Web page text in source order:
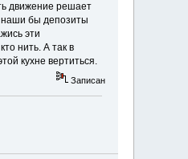
движение решает
наши бы депозиты
эти
нить. А так в
кухне вертиться.
Записан